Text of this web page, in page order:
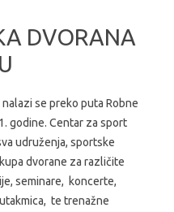
DVORANA
se preko puta Robne
godine. Centar za sport
udruženja, sportske
dvorane za različite
seminare, koncerte,
te trenažne